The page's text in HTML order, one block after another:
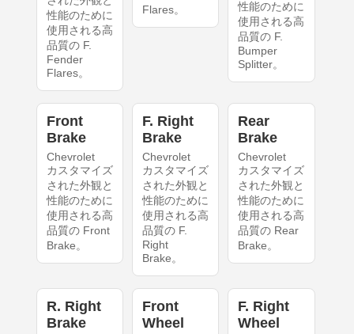
性能のために
使用される高
品質の F.
Fender
Flares。
Flares。
性能のために
使用される高
品質の F.
Bumper
Splitter。
Front
Brake
Chevrolet
カスタマイズ
された外観と
性能のために
使用される高
品質の Front
Brake。
F. Right
Brake
Chevrolet
カスタマイズ
された外観と
性能のために
使用される高
品質の F.
Right
Brake。
Rear
Brake
Chevrolet
カスタマイズ
された外観と
性能のために
使用される高
品質の Rear
Brake。
R. Right
Brake
Front
Wheel
F. Right
Wheel